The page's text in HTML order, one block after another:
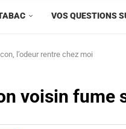
VOS QUESTIONS
l’odeur rentre chez moi
voisin fume